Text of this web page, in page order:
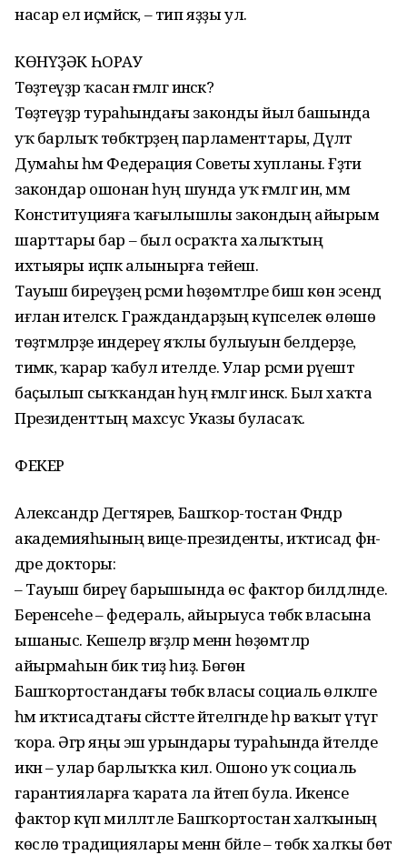
насар ел иҫмәйәсәк, – тип яҙҙы ул.
КӨНҮҘӘК ҺОРАУ
Төҙәтеүҙәр ҡасан ғәмәлгә инәсәк?
Төҙәтеүҙәр тураһындағы законды йыл башында
уҡ барлыҡ төбәктәрҙең парламенттары, Дәүләт
Думаһы һәм Федерация Советы хупланы. Ғәҙәти
закондар ошонан һуң шунда уҡ ғәмәлгә инә, әммә
Конституцияға ҡағылышлы закондың айырым
шарттары бар – был осраҡта халыҡтың
ихтыяры иҫәпкә алынырға тейеш.
Тауыш биреүҙең рәсми һөҙөмтәләре биш көн эсендә
иғлан ителәсәк. Граждандарҙың күпселек өлөшө
төҙәтмәләрҙе индереү яҡлы булыуын белдерҙе,
тимәк, ҡарар ҡабул ителде. Улар рәсми рәүештә
баҫылып сыҡҡандан һуң ғәмәлгә инәсәк. Был хаҡта
Президенттың махсус Указы буласаҡ.
ФЕКЕР
Александр Дегтярев, Башҡор-тостан Фәндәр
академияһының вице-президенты, иҡтисад фән-
дәре докторы:
– Тауыш биреү барышында өс фактор билдәләнде.
Беренсеһе – федераль, айырыуса төбәк власына
ышаныс. Кешеләр вәғәҙәләр менән һөҙөмтәләр
айырмаһын бик тиҙ һиҙә. Бөгөн
Башҡортостандағы төбәк власы социаль өлкәләге
һәм иҡтисадтағы сәйәсәтте әйтелгәнде һәр ваҡыт үтәүгә
ҡора. Әгәр яңы эш урындары тураһында әйтелде
икән – улар барлыҡҡа килә. Ошоно уҡ социаль
гарантияларға ҡарата ла әйтеп була. Икенсе
фактор күп милләтле Башҡортостан халҡының
көслө традициялары менән бәйле – төбәк халҡы бөтә